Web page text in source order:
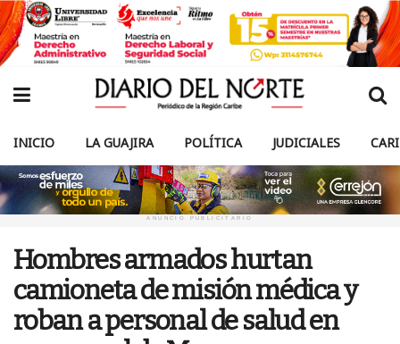
INICIO LA GUAJIRA POLÍTICA JUDICIALES
ANUNCIO PUBLICITARIO
Hombres armados hurtan
camioneta de misión médica y
roban a personal de salud en